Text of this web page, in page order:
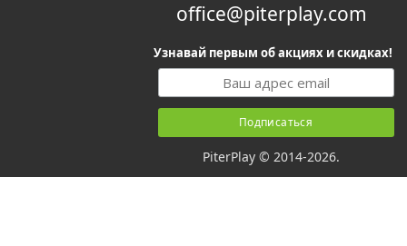
office@piterplay.com
Узнавай первым об акциях и скидках!
PiterPlay © 2014-2026.